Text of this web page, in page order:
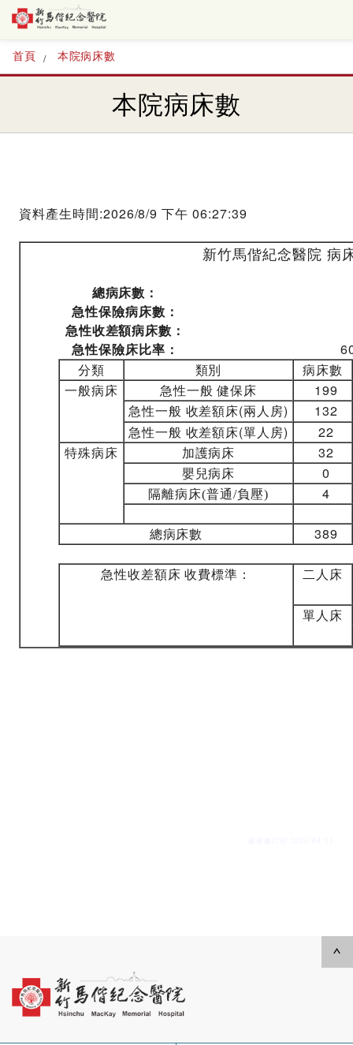
首頁 本院病床數
本院病床數
資料產生時間:2026/8/9 下午 06:27:39
新竹馬偕紀念醫院 病
總病床數：
急性保險病床數：
急性收差額病床數：
急性保險床比率：
分類
類別
病床數
一般病床
急性一般 健保床
199
急性一般 收差額床(兩人房)
132
急性一般 收差額床(單人房)
22
特殊病床
加護病床
32
嬰兒病床
0
隔離病床(普通/負壓) 4
總病床數 389
急性收差額床 收費標準： 二人床
單人床